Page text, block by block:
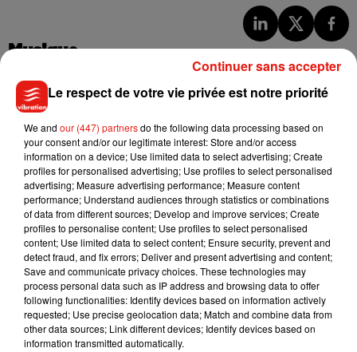
Musique
7 août 2026
dansant de l’année
7 août 2026
Angèle et Amélie Lens dévoilent leur
collaboration tant attendue
5 août 2026
Benny Blanco invite Selena Gomez et
Becky G sur son nouveau single
Le respect de votre vie privée est notre priorité
We and our (447) partnersdo the following data processing based on
your consent and/or our legitimate interest: Store and/or access
information on a device; Use limited data to select advertising; Create
profiles for personalised advertising; Use profiles to select personalised
advertising; Measure advertising performance; Measure content
performance; Understand audiences through statistics or combinations
of data from different sources; Develop and improve services; Create
profiles to personalise content; Use profiles to select personalised
content; Use limited data to select content; Ensure security, prevent and
detect fraud, and fix errors; Deliver and present advertising and content;
Save and communicate privacy choices. These technologies may
process personal data such as IP address and browsing data to offer
following functionalities: Identify devices based on information actively
requested; Use precise geolocation data; Match and combine data from
other data sources; Link different devices; Identify devices based on
information transmitted automatically.
Continuer sans accepter